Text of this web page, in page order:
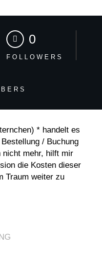
0
FOLLOWERS
* handelt es
/ Buchung
nicht mehr, hilft mir
die Kosten dieser
Traum weiter zu